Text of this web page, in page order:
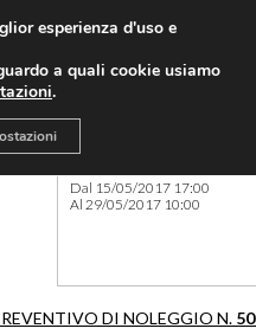
Dal 15/05/2017 17:00
Al 29/05/2017 10:00
DI NOLEGGIO N.
esperienza d'uso e
a quali cookie usiamo
.